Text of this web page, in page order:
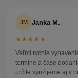
JM Janka M.
★★★★★
Veľmi rýchle
termíne a čase
určite využijeme aj v